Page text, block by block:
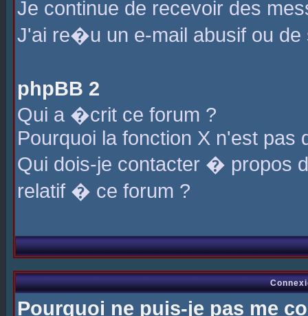
Je continue de recevoir des
J'ai re�u un e-mail abusif ou de
phpBB 2
Qui a �crit ce forum ?
Pourquoi la fonction X n'est pas
Qui dois-je contacter � propos
relatif � ce forum ?
Pourquoi ne puis-je pas me